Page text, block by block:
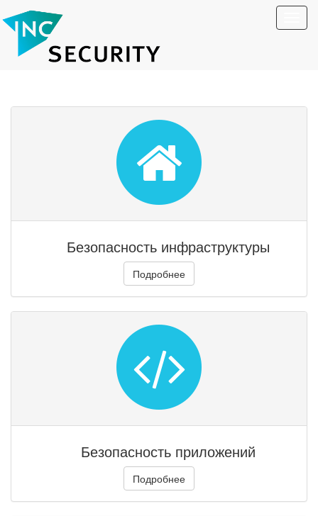
Безопасность инфраструктуры
Подробнее
Безопасность приложений
Подробнее